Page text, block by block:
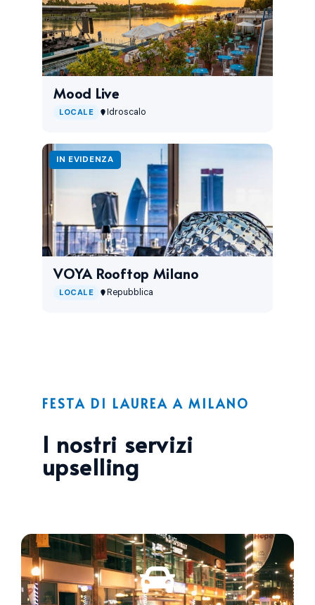
Mood Live
LOCALE Idroscalo
IN EVIDENZA
VOYA Rooftop Milano
LOCALE Repubblica
FESTA DI LAUREA A MILANO
I nostri servizi
upselling